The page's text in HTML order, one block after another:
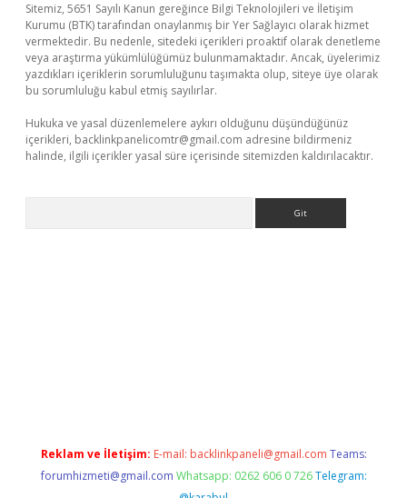
Sitemiz, 5651 Sayılı Kanun gereğince Bilgi Teknolojileri ve İletişim
Kurumu (BTK) tarafından onaylanmış bir Yer Sağlayıcı olarak hizmet
vermektedir. Bu nedenle, sitedeki içerikleri proaktif olarak denetleme
veya araştırma yükümlülüğümüz bulunmamaktadır. Ancak, üyelerimiz
yazdıkları içeriklerin sorumluluğunu taşımakta olup, siteye üye olarak
bu sorumluluğu kabul etmiş sayılırlar.
Hukuka ve yasal düzenlemelere aykırı olduğunu düşündüğünüz
içerikleri, backlinkpanelicomtr@gmail.com adresine bildirmeniz
halinde, ilgili içerikler yasal süre içerisinde sitemizden kaldırılacaktır.
Reklam ve İletişim: E-mail: backlinkpaneli@gmail.com Teams:
forumhizmeti@gmail.com Whatsapp: 0262 606 0 726 Telegram: